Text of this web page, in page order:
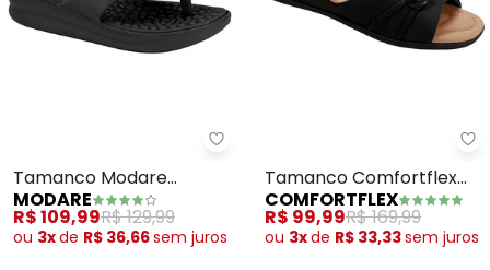
Modare - Tamanco Modare
Tamanco Modare
(Preto)
MODARE
R$ 109,99R$ 129,99
ou 3xde R$ 36,66sem juros
Tamanco Comfortflex
(Preto)
COMFORTFLEX
R$ 99,99R$ 169,99
ou 3xde R$ 33,33sem juros